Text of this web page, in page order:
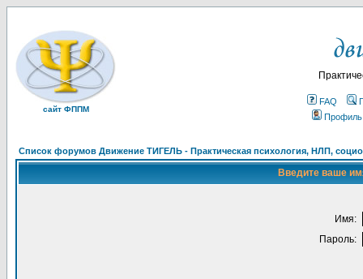
сайт ФППМ
FAQ
Профиль
Список форумов Движение ТИГЕЛЬ - Практическая психология, НЛП,
Введите ваше
Имя:
Пароль: